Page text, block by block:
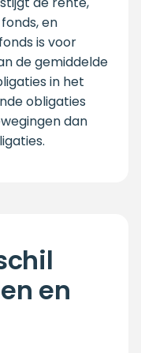
en
is voor
de gemiddelde
in het
obligaties
dan
en